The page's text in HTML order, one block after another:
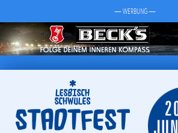
— WERBUNG —